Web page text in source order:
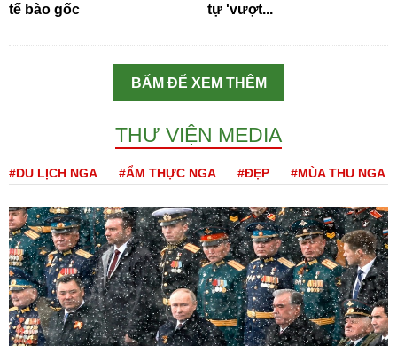
tế bào gốc
tự 'vượt...
BẤM ĐỂ XEM THÊM
THƯ VIỆN MEDIA
#DU LỊCH NGA #ẨM THỰC NGA #ĐẸP #MÙA THU NGA